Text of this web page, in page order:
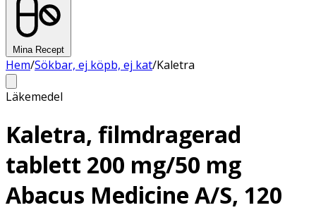
Mina Recept
Hem/Sökbar, ej köpb, ej kat/Kaletra
Läkemedel
Kaletra, filmdragerad
tablett 200 mg/50 mg
Abacus Medicine A/S, 120